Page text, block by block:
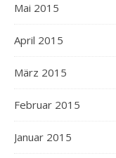
Mai 2015
April 2015
März 2015
Februar 2015
Januar 2015